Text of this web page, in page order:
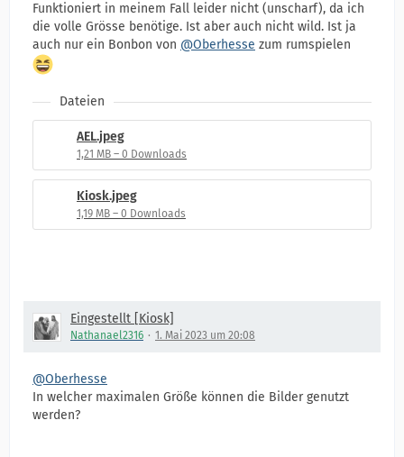
Funktioniert in meinem Fall leider nicht (unscharf), da ich
die volle Grösse benötige. Ist aber auch nicht wild. Ist ja
auch nur ein Bonbon von @Oberhesse zum rumspielen
Dateien
AEL.jpeg
1,21 MB – 0 Downloads
Kiosk.jpeg
1,19 MB – 0 Downloads
Eingestellt [Kiosk]
Nathanael2316 1. Mai 2023 um 20:08
@Oberhesse
In welcher maximalen Größe können die Bilder genutzt
werden?